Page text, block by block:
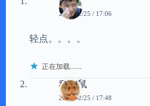
2012/12/25 / 17:06
轻点。。。。
正在加载……
稻米鼠
2012/12/25 / 17:48